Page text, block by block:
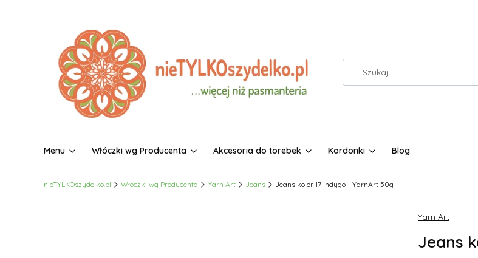
Menu Włóczki wg Producenta Akcesoria do torebek Kordonki Blog
nieTYLKOszydelko.pl Włóczki wg Producenta Yarn Art Jeans Jeans kolor 17 indygo - YarnArt 50g
Yarn Art
Jeans